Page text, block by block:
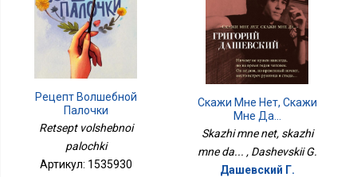
Рецепт Волшебной
Палочки
Retsept volshebnoi
palochki
Артикул: 1535930
Скажи Мне Нет, Скажи
Мне Да...
Skazhi mne net, skazhi
mne da... , Dashevskii G.
Дашевский Г.